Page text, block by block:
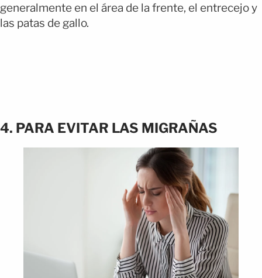
generalmente en el área de la frente, el entrecejo y
las patas de gallo.
4. PARA EVITAR LAS MIGRAÑAS